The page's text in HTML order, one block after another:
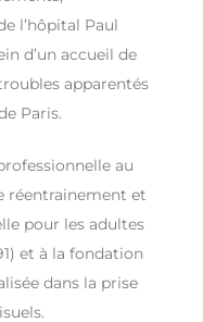
l’hôpital Paul
d’un accueil de
apparentés
Paris.
au
réentrainement et
pour les adultes
et à la fondation
dans la prise